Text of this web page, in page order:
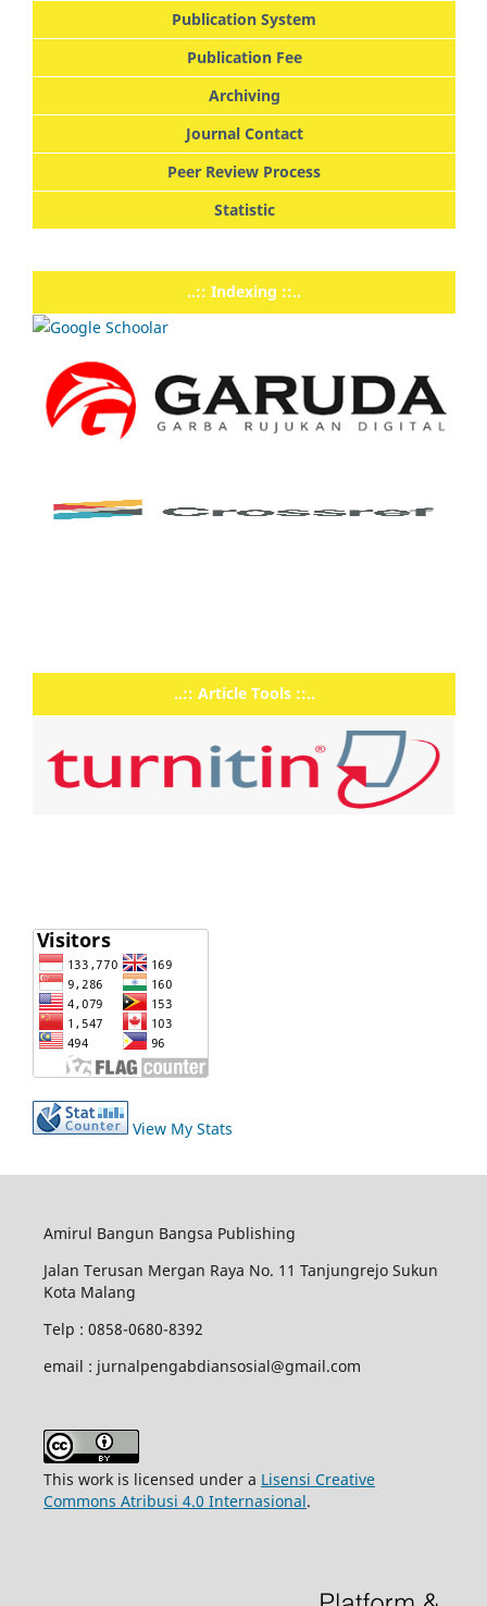
Publication System
Publication Fee
Archiving
Journal Contact
Peer Review Process
Statistic
..:: Indexing ::..
..:: Article Tools ::..
View My Stats
Amirul Bangun Bangsa Publishing
Jalan Terusan Mergan Raya No. 11 Tanjungrejo Sukun
Kota Malang
Telp : 0858-0680-8392
email : jurnalpengabdiansosial@gmail.com
This work is licensed under a Lisensi Creative
Commons Atribusi 4.0 Internasional.